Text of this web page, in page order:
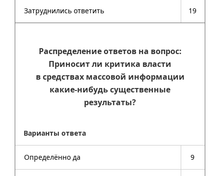
Затруднились ответить 19
Распределение ответов на вопрос:
Приносит ли критика власти
в средствах массовой информации
какие-нибудь существенные
результаты?
Варианты ответа
Определённо да 9